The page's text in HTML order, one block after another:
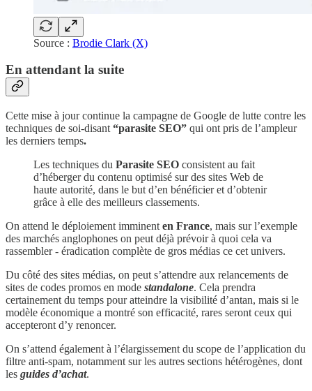
Source : Brodie Clark (X)
En attendant la suite
Cette mise à jour continue la campagne de Google de lutte contre les
techniques de soi-disant “parasite SEO” qui ont pris de l’ampleur
les derniers temps.
Les techniques du Parasite SEO consistent au fait
d’héberger du contenu optimisé sur des sites Web de
haute autorité, dans le but d’en bénéficier et d’obtenir
grâce à elle des meilleurs classements.
On attend le déploiement imminent en France, mais sur l’exemple
des marchés anglophones on peut déjà prévoir à quoi cela va
rassembler - éradication complète de gros médias ce cet univers.
Du côté des sites médias, on peut s’attendre aux relancements de
sites de codes promos en mode standalone. Cela prendra
certainement du temps pour atteindre la visibilité d’antan, mais si le
modèle économique a montré son efficacité, rares seront ceux qui
accepteront d’y renoncer.
On s’attend également à l’élargissement du scope de l’application du
filtre anti-spam, notamment sur les autres sections hétérogènes, dont
les guides d’achat.